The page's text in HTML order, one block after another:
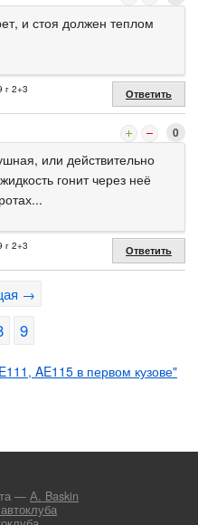
и стоя должен теплом
г 2+3 Ответить
0
или действительно
гонит через неё
г 2+3 Ответить
→
9
AE115 в первом кузове"
— А. Baskin